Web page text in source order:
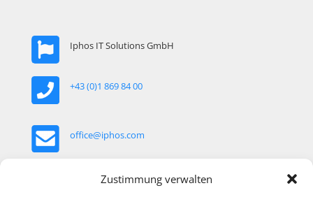
Zustimmung verwalten
Iphos IT Solutions GmbH
+43 (0)1 869 84 00
office@iphos.com
Khekgasse 35, 1230 Wien, Österreich